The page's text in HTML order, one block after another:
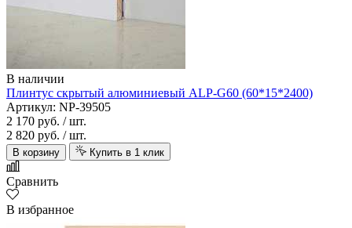
В наличии
Плинтус скрытый алюминиевый ALP-G60 (60*15*2400)
Артикул: NP-39505
2 170 руб. / шт.
2 820 руб. / шт.
В корзину Купить в 1 клик
Сравнить
В избранное